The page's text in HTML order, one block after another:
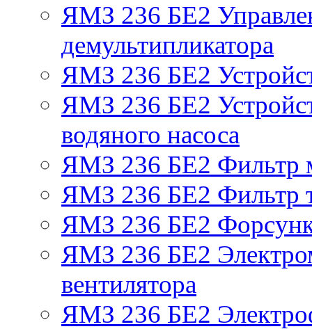
ЯМЗ 236 БЕ2
демультипликатора
ЯМЗ 236 БЕ2
ЯМЗ 236 БЕ2
водяного насоса
ЯМЗ 236 БЕ2 Фильтр
ЯМЗ 236 БЕ2 Фильтр
ЯМЗ 236 БЕ2
ЯМЗ 236 БЕ2
вентилятора
ЯМЗ 236 БЕ2